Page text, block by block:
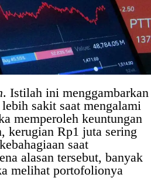
. Istilah ini menggambarkan
sakit saat mengalami
memperoleh keuntungan
kerugian Rp1 juta sering
saat
alasan tersebut, banyak
melihat portofolionya